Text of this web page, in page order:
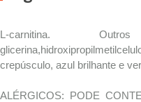
L-carnitina.
crepúsculo, azul brilhante e
ALÉRGICOS: PODE